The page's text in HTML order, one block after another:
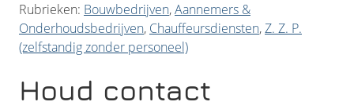
Rubrieken: Bouwbedrijven,Aannemers &
Onderhoudsbedrijven, Chauffeursdiensten,Z. Z. P.
(zelfstandig zonder personeel)
Houd contact